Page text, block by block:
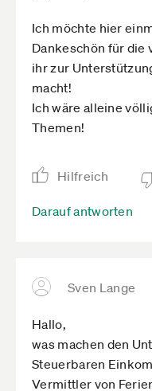
Ich möchte hier
Dankeschön für die
ihr zur
macht!
Ich wäre alleine
Themen!
Hilfreich
Darauf antworten
Sven Lange
Hallo,
was machen den
Steuerbaren
Vermittler von